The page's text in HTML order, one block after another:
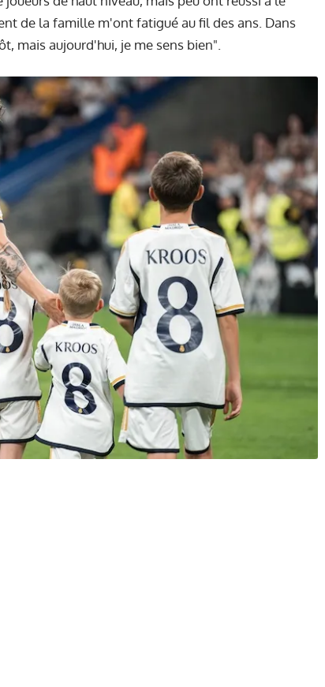
de la famille m'ont fatigué au fil des ans. Dans
mais aujourd'hui, je me sens bien".